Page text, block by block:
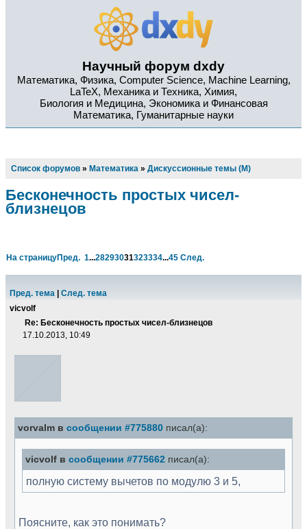
Научный форум dxdy
Математика, Физика, Computer Science, Machine Learning,
LaTeX, Механика и Техника, Химия,
Биология и Медицина, Экономика и Финансовая
Математика, Гуманитарные науки
Список форумов » Математика » Дискуссионные темы (М)
Бесконечность простых чисел-
близнецов
На страницуПред. 1...28293031323334...45 След.
Пред. тема
След. тема
vicvolf
Re: Бесконечность простых чисел-близнецов
17.10.2013, 10:49
vorvalm в сообщении #775880 писал(а):
vicvolf в сообщении #775662 писал(а):
полную систему вычетов по модулю 3 и 5,
Поясните, как это понимать?